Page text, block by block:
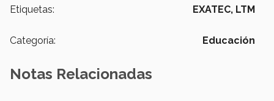
Etiquetas: EXATEC, LTM
Categoría: Educación
Notas Relacionadas